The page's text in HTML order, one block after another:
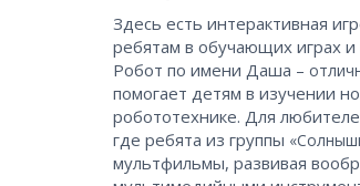
Здесь есть интерактивная
ребятам в обучающих играх
Робот по имени Даша –
помогает детям в изучении
робототехнике. Для
где ребята из группы
мультфильмы, развивая